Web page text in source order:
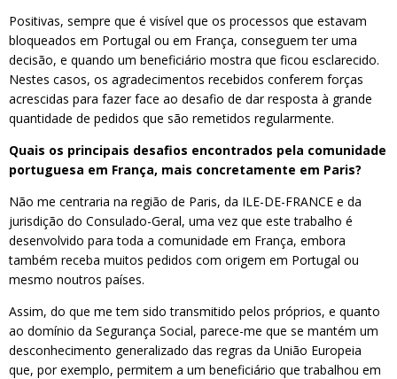
Positivas, sempre que é visível que os processos que estavam
bloqueados em Portugal ou em França, conseguem ter uma
decisão, e quando um beneficiário mostra que ficou esclarecido.
Nestes casos, os agradecimentos recebidos conferem forças
acrescidas para fazer face ao desafio de dar resposta à grande
quantidade de pedidos que são remetidos regularmente.
Quais os principais desafios encontrados pela comunidade
portuguesa em França, mais concretamente em Paris?
Não me centraria na região de Paris, da ILE-DE-FRANCE e da
jurisdição do Consulado-Geral, uma vez que este trabalho é
desenvolvido para toda a comunidade em França, embora
também receba muitos pedidos com origem em Portugal ou
mesmo noutros países.
Assim, do que me tem sido transmitido pelos próprios, e quanto
ao domínio da Segurança Social, parece-me que se mantém um
desconhecimento generalizado das regras da União Europeia
que, por exemplo, permitem a um beneficiário que trabalhou em